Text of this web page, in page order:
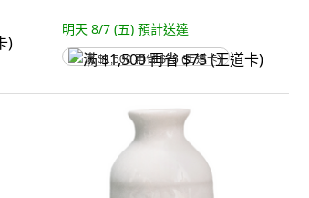
明天 8/7 (五) 預計送達
满 $1,500 再省 $75 (王道卡)